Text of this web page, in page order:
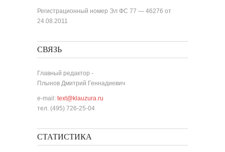
Регистрационный номер Эл ФС 77 — 46276 от
24.08.2011
СВЯЗЬ
Главный редактор -
Плынов Дмитрий Геннадиевич
e-mail: text@klauzura.ru
тел. (495) 726-25-04
СТАТИСТИКА